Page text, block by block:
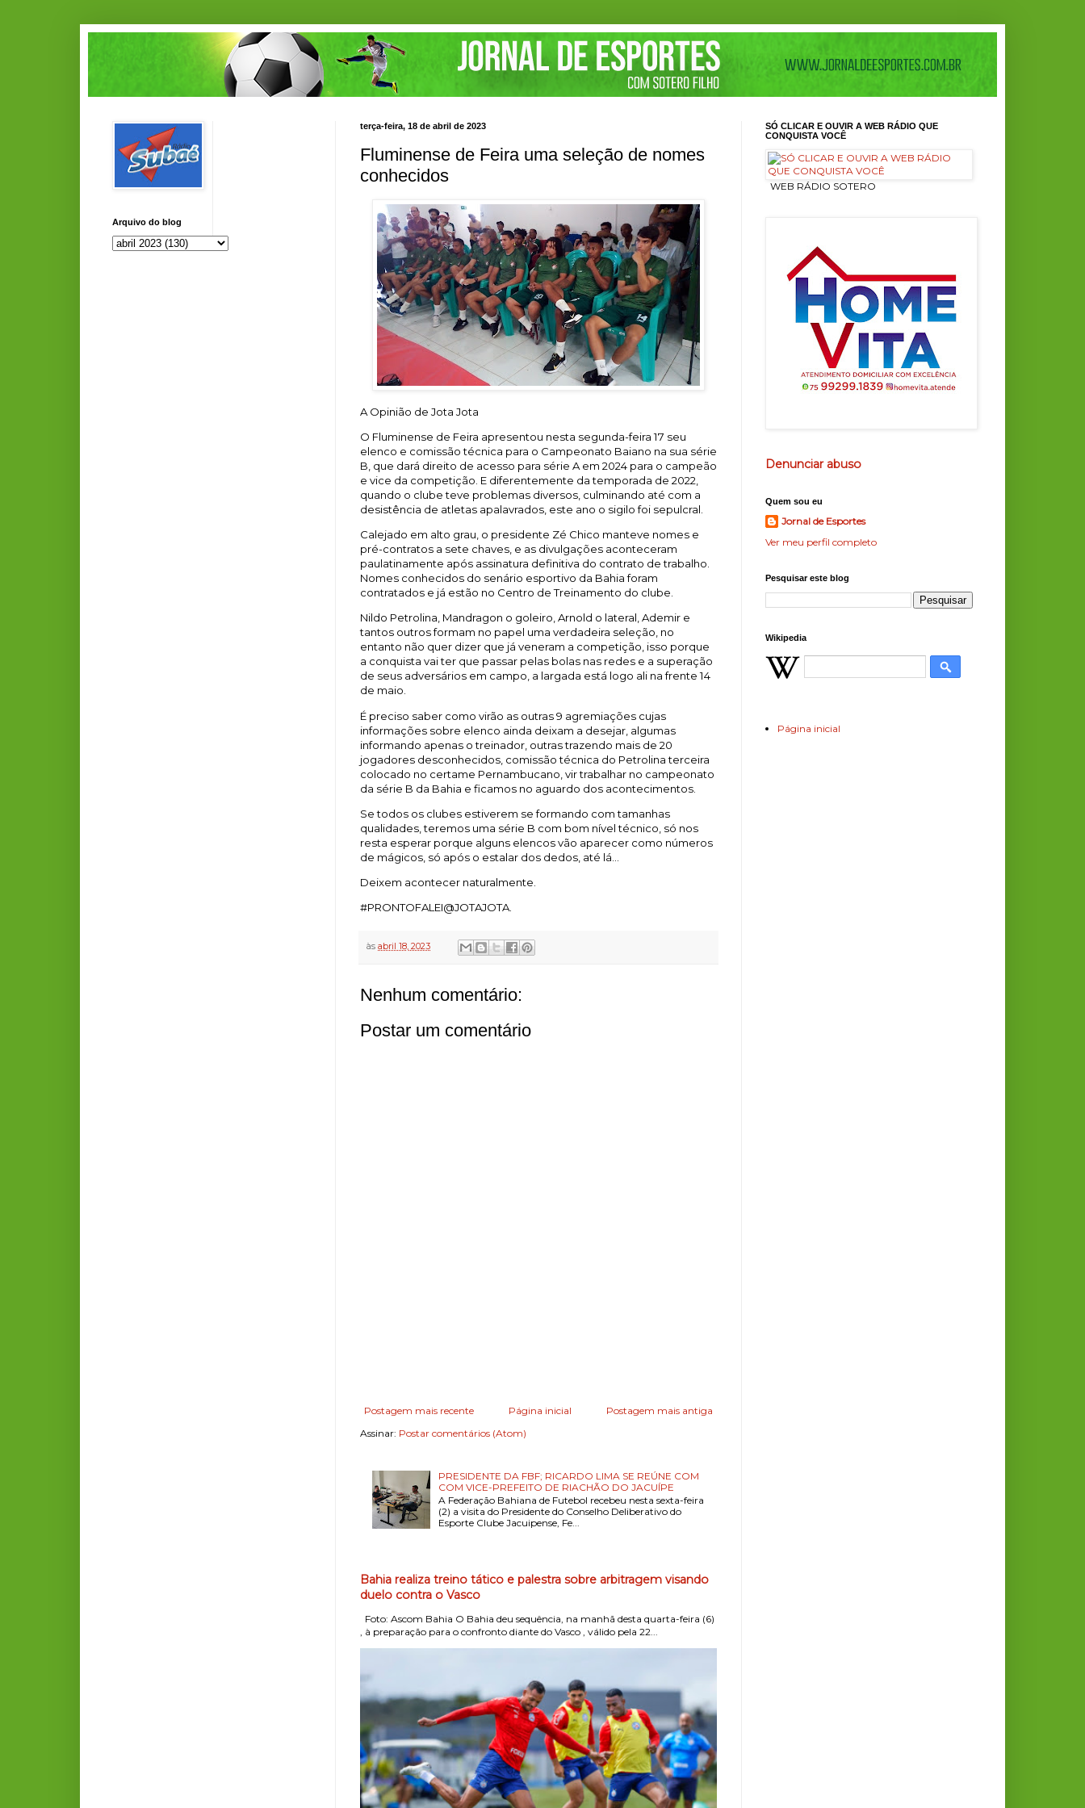
terça-feira, 18 de abril de 2023
Fluminense de Feira uma seleção de nomes
conhecidos
A Opinião de Jota Jota
O Fluminense de Feira apresentou nesta segunda-feira 17 seu
elenco e comissão técnica para o Campeonato Baiano na sua série
B, que dará direito de acesso para série A em 2024 para o campeão
e vice da competição. E diferentemente da temporada de 2022,
quando o clube teve problemas diversos, culminando até com a
desistência de atletas apalavrados, este ano o sigilo foi sepulcral.
Calejado em alto grau, o presidente Zé Chico manteve nomes e
pré-contratos a sete chaves, e as divulgações aconteceram
paulatinamente após assinatura definitiva do contrato de trabalho.
Nomes conhecidos do senário esportivo da Bahia foram
contratados e já estão no Centro de Treinamento do clube.
Nildo Petrolina, Mandragon o goleiro, Arnold o lateral, Ademir e
tantos outros formam no papel uma verdadeira seleção, no
entanto não quer dizer que já veneram a competição, isso porque
a conquista vai ter que passar pelas bolas nas redes e a superação
de seus adversários em campo, a largada está logo ali na frente 14
de maio.
É preciso saber como virão as outras 9 agremiações cujas
informações sobre elenco ainda deixam a desejar, algumas
informando apenas o treinador, outras trazendo mais de 20
jogadores desconhecidos, comissão técnica do Petrolina terceira
colocado no certame Pernambucano, vir trabalhar no campeonato
da série B da Bahia e ficamos no aguardo dos acontecimentos.
Se todos os clubes estiverem se formando com tamanhas
qualidades, teremos uma série B com bom nível técnico, só nos
resta esperar porque alguns elencos vão aparecer como números
de mágicos, só após o estalar dos dedos, até lá...
Deixem acontecer naturalmente.
#PRONTOFALEI@JOTAJOTA.
às abril 18, 2023
Nenhum comentário:
Postar um comentário
Postagem mais recente Postagem mais antiga
Página inicial
Assinar: Postar comentários (Atom)
PRESIDENTE DA FBF; RICARDO LIMA SE REÚNE COM
COM VICE-PREFEITO DE RIACHÃO DO JACUÍPE
A Federação Bahiana de Futebol recebeu nesta sexta-feira
(2) a visita do Presidente do Conselho Deliberativo do
Esporte Clube Jacuipense, Fe...
Bahia realiza treino tático e palestra sobre arbitragem visando
duelo contra o Vasco
Foto: Ascom Bahia O Bahia deu sequência, na manhã desta quarta-feira (6)
, à preparação para o confronto diante do Vasco , válido pela 22...
Arquivo do blog
SÓ CLICAR E OUVIR A WEB RÁDIO QUE
CONQUISTA VOCÊ
ㅤ WEB RÁDIO SOTERO
Denunciar abuso
Quem sou eu
Jornal de Esportes
Ver meu perfil completo
Pesquisar este blog
Wikipedia
Página inicial